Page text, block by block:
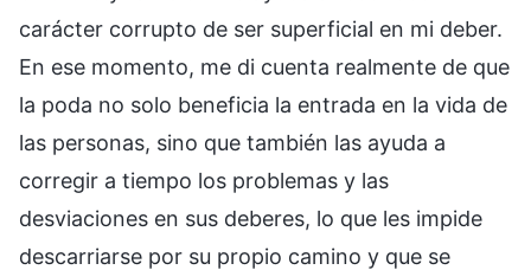
carácter corrupto de ser superficial en mi deber.
En ese momento, me di cuenta realmente de que
la poda no solo beneficia la entrada en la vida de
las personas, sino que también las ayuda a
corregir a tiempo los problemas y las
desviaciones en sus deberes, lo que les impide
descarriarse por su propio camino y que se